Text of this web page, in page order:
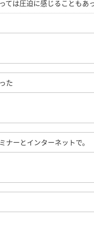
ては圧迫に感じることもあ
た
ナーとインターネットで。